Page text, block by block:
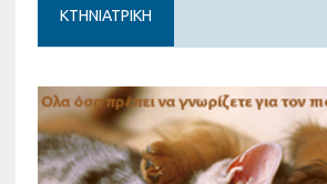
ΚΤΗΝΙΑΤΡΙΚΗ